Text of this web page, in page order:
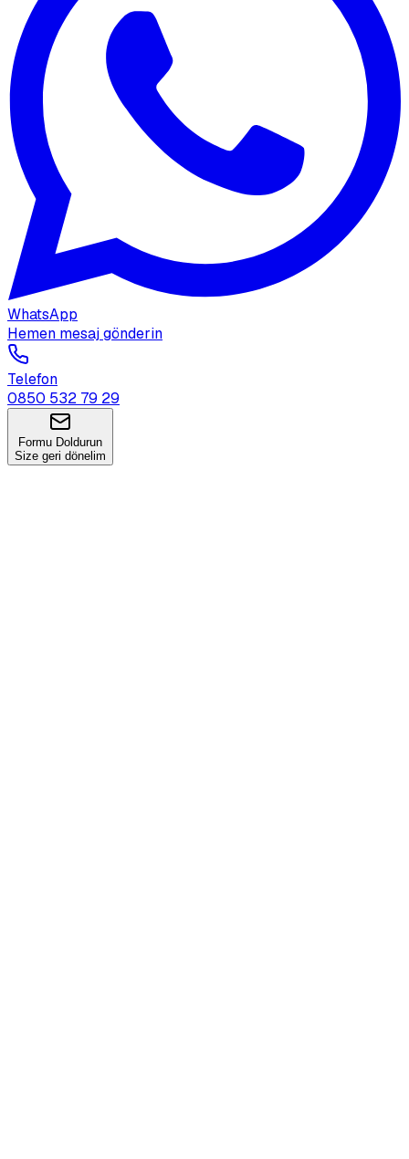
WhatsApp
Hemen mesaj gönderin
Telefon
0850 532 79 29
Formu Doldurun
Size geri dönelim